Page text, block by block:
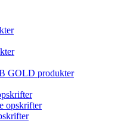
GOLD produkter
opskrifter